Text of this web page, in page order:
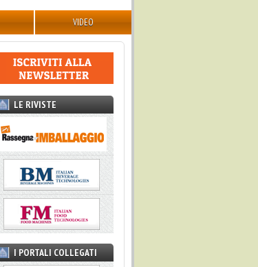
VIDEO
LE RIVISTE
I PORTALI COLLEGATI